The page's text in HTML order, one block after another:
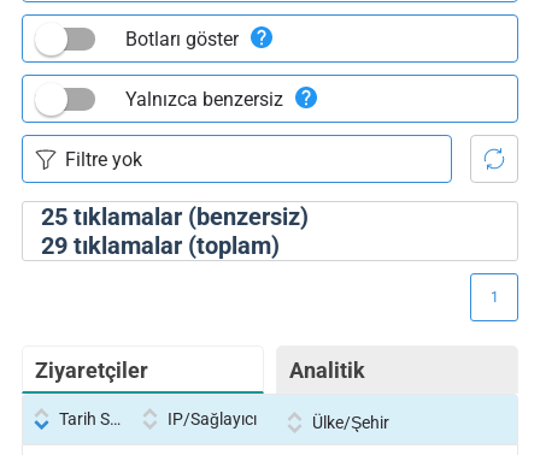
25tıklamalar (benzersiz)
29tıklamalar (toplam)
Botları göster
Yalnızca benzersiz
Ziyaretçiler Analitik
1
Tarih Saati IP/Sağlayıcı Ülke/Şehir